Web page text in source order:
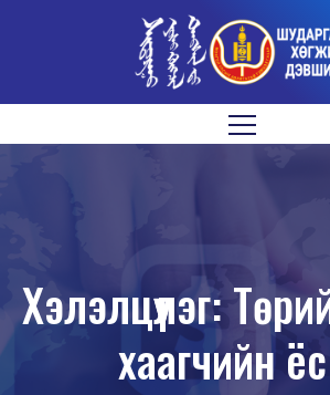
Хэлэлцүүлэг:
хаагчийн ёс